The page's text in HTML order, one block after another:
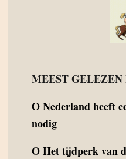
MEEST
ONederland heeft
nodig
OHet tijdperk van